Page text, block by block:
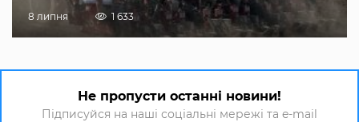
8 липня 1 633
Не пропусти останні новини!
Підписуйся на наші соціальні мережі та e-mail